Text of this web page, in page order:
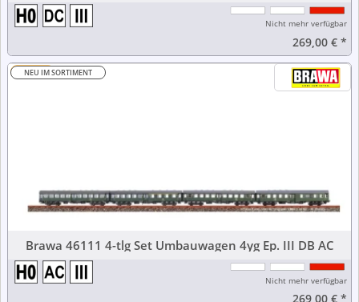
Nicht mehr verfügbar
269,00 €*
NEU IM SORTIMENT
-44%
Brawa 46111 4-tlg Set Umbauwagen 4yg Ep. III DB AC
Nicht mehr verfügbar
269,00 €*